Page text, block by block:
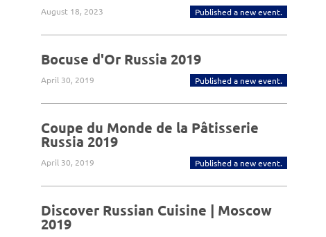
August 18, 2023 Published a new event.
Bocuse d'Or Russia 2019
April 30, 2019 Published a new event.
Coupe du Monde de la Pâtisserie
Russia 2019
April 30, 2019 Published a new event.
Discover Russian Cuisine | Moscow
2019